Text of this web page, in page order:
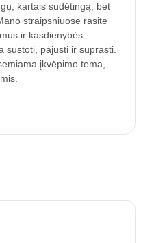
kartais sudėtingą, bet
straipsniuose rasite
ir kasdienybės
sustoti, pajusti ir suprasti.
įkvėpimo tema,